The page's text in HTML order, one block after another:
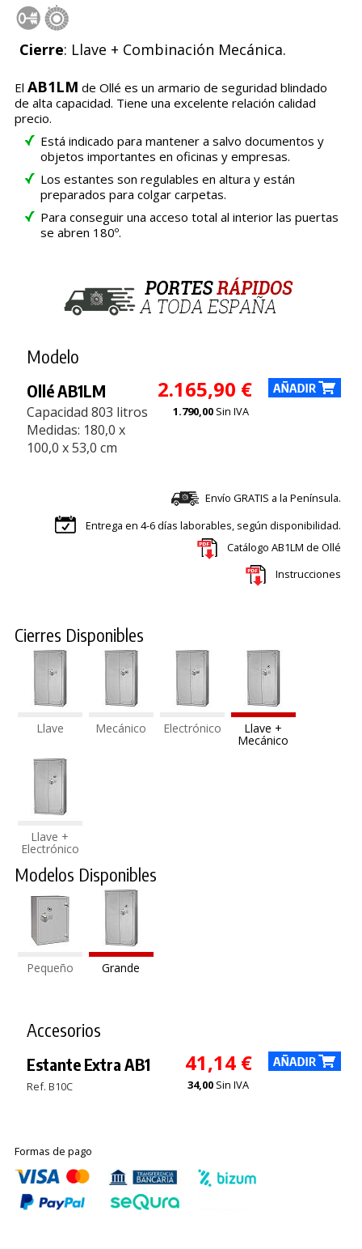
Cierre: Llave + Combinación Mecánica.
El AB1LM de Ollé es un armario de seguridad blindado
de alta capacidad. Tiene una excelente relación calidad
precio.
Está indicado para mantener a salvo documentos y
objetos importantes en oficinas y empresas.
Los estantes son regulables en altura y están
preparados para colgar carpetas.
Para conseguir una acceso total al interior las puertas
se abren 180º.
Modelo
Ollé AB1LM
Capacidad 803 litros
Medidas: 180,0 x
100,0 x 53,0 cm
2.165,90 €
1.790,00 Sin IVA
Envío GRATIS a la Península.
Entrega en 4-6 días laborables, según disponibilidad.
Catálogo AB1LM de Ollé
Instrucciones
Cierres Disponibles
Llave Mecánico Electrónico Llave +
Mecánico
Llave +
Electrónico
Modelos Disponibles
Pequeño Grande
Accesorios
Estante Extra AB1
Ref. B10C
41,14 €
34,00 Sin IVA
Formas de pago